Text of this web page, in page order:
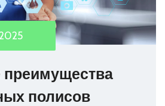
полисов